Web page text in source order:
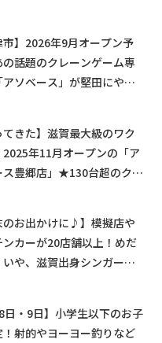
市】2026年9月オープン予
の話題のクレーンゲーム専
アソベース」が堅田にやっ
てきた】滋賀最大級のワク
2025年11月オープンの「ア
ス豊郷店」★130台超のクレ
のお出かけに♪】模擬店や
ンカーが20店舗以上！めだ
や、滋賀出身シンガーソ
8日・9日】小学生以下のお子
射的やヨーヨー釣りなど